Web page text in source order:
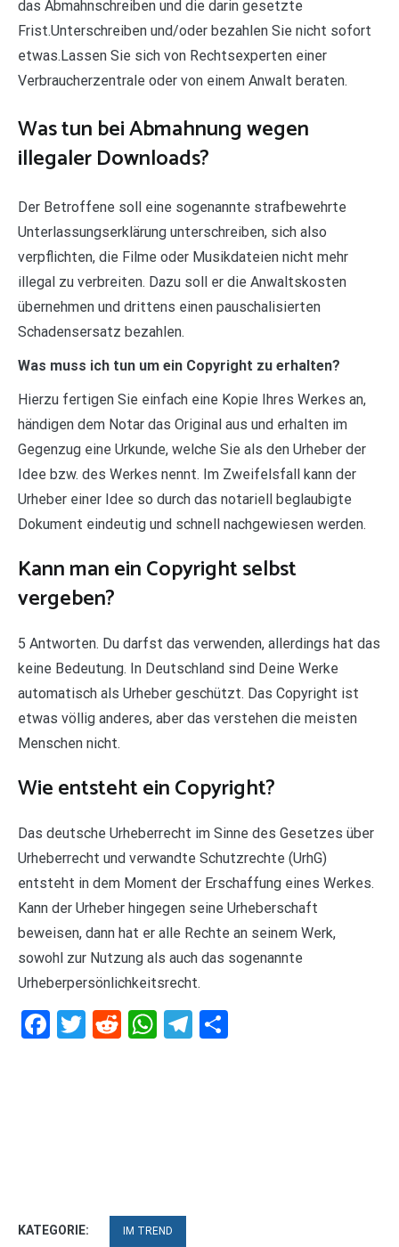
das Abmahnschreiben und die darin gesetzte
Frist.Unterschreiben und/oder bezahlen Sie nicht sofort
etwas.Lassen Sie sich von Rechtsexperten einer
Verbraucherzentrale oder von einem Anwalt beraten.
Was tun bei Abmahnung wegen
illegaler Downloads?
Der Betroffene soll eine sogenannte strafbewehrte
Unterlassungserklärung unterschreiben, sich also
verpflichten, die Filme oder Musikdateien nicht mehr
illegal zu verbreiten. Dazu soll er die Anwaltskosten
übernehmen und drittens einen pauschalisierten
Schadensersatz bezahlen.
Was muss ich tun um ein Copyright zu erhalten?
Hierzu fertigen Sie einfach eine Kopie Ihres Werkes an,
händigen dem Notar das Original aus und erhalten im
Gegenzug eine Urkunde, welche Sie als den Urheber der
Idee bzw. des Werkes nennt. Im Zweifelsfall kann der
Urheber einer Idee so durch das notariell beglaubigte
Dokument eindeutig und schnell nachgewiesen werden.
Kann man ein Copyright selbst
vergeben?
5 Antworten. Du darfst das verwenden, allerdings hat das
keine Bedeutung. In Deutschland sind Deine Werke
automatisch als Urheber geschützt. Das Copyright ist
etwas völlig anderes, aber das verstehen die meisten
Menschen nicht.
Wie entsteht ein Copyright?
Das deutsche Urheberrecht im Sinne des Gesetzes über
Urheberrecht und verwandte Schutzrechte (UrhG)
entsteht in dem Moment der Erschaffung eines Werkes.
Kann der Urheber hingegen seine Urheberschaft
beweisen, dann hat er alle Rechte an seinem Werk,
sowohl zur Nutzung als auch das sogenannte
Urheberpersönlichkeitsrecht.
Facebook
Twitter
RedditWhatsApp
Telegram
KATEGORIE: IM TREND